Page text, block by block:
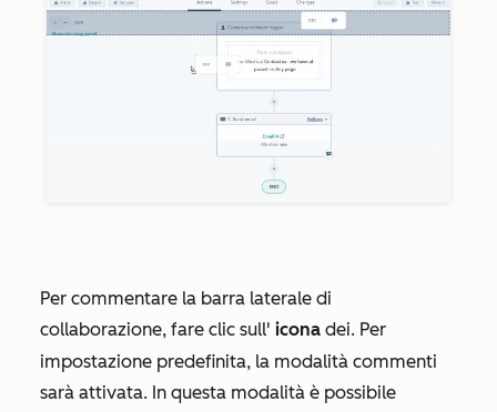
Per commentare la barra laterale di
collaborazione, fare clic sull' icona dei. Per
impostazione predefinita, la modalità commenti
sarà attivata. In questa modalità è possibile